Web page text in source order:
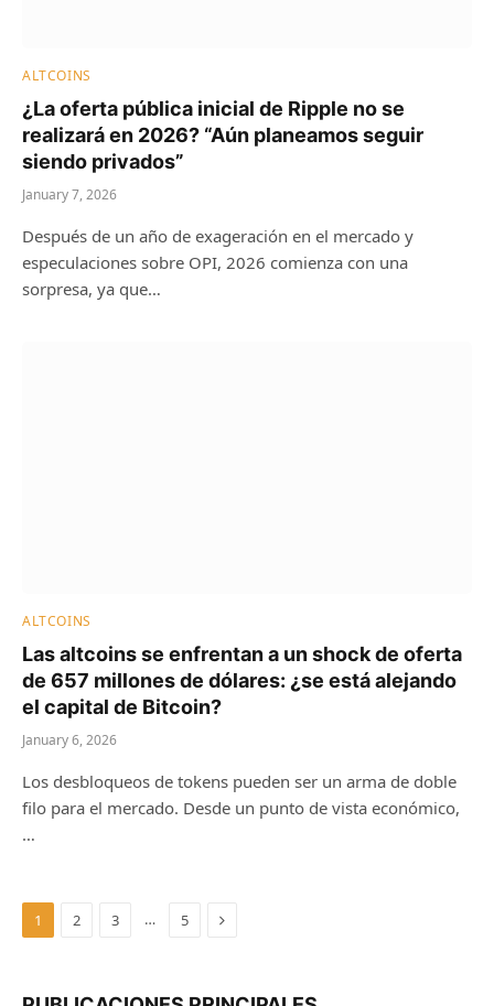
ALTCOINS
¿La oferta pública inicial de Ripple no se
realizará en 2026? “Aún planeamos seguir
siendo privados”
January 7, 2026
Después de un año de exageración en el mercado y
especulaciones sobre OPI, 2026 comienza con una
sorpresa, ya que…
ALTCOINS
Las altcoins se enfrentan a un shock de oferta
de 657 millones de dólares: ¿se está alejando
el capital de Bitcoin?
January 6, 2026
Los desbloqueos de tokens pueden ser un arma de doble
filo para el mercado. Desde un punto de vista económico,
…
1 2 3 … 5 Next